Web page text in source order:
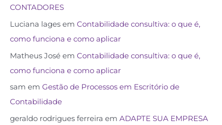
CONTADORES
Luciana lages em Contabilidade consultiva: o que é,
como funciona e como aplicar
Matheus José em Contabilidade consultiva: o que é,
como funciona e como aplicar
sam em Gestão de Processos em Escritório de
Contabilidade
geraldo rodrigues ferreira em ADAPTE SUA EMPRESA